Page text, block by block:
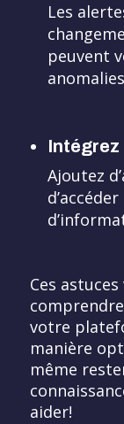
Les
peuvent
Intégrez
Ajoutez
Ces
votre
manière
même
aider!